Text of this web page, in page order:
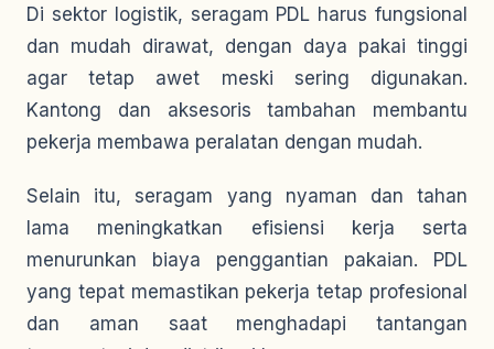
Di sektor logistik, seragam PDL harus fungsional
dan mudah dirawat, dengan daya pakai tinggi
agar tetap awet meski sering digunakan.
Kantong dan aksesoris tambahan membantu
pekerja membawa peralatan dengan mudah.
Selain itu, seragam yang nyaman dan tahan
lama meningkatkan efisiensi kerja serta
menurunkan biaya penggantian pakaian. PDL
yang tepat memastikan pekerja tetap profesional
dan aman saat menghadapi tantangan